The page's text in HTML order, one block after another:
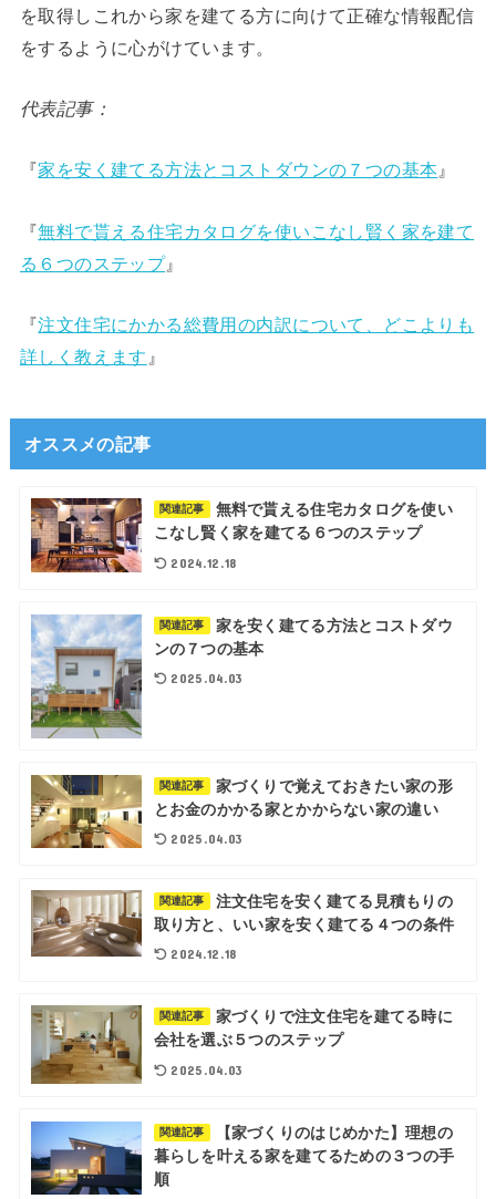
を取得しこれから家を建てる方に向けて正確な情報配信
をするように心がけています。
代表記事：
『家を安く建てる方法とコストダウンの７つの基本 』
『無料で貰える住宅カタログを使いこなし賢く家を建て
る６つのステップ』
『注文住宅にかかる総費用の内訳について、どこよりも
詳しく教えます 』
オススメの記事
関連記事
無料で貰える住宅カタログを使い
こなし賢く家を建てる６つのステップ
2024.12.18
関連記事
家を安く建てる方法とコストダウ
ンの７つの基本
2025.04.03
関連記事
家づくりで覚えておきたい家の形
とお金のかかる家とかからない家の違い
2025.04.03
関連記事
注文住宅を安く建てる見積もりの
取り方と、いい家を安く建てる４つの条件
2024.12.18
関連記事
家づくりで注文住宅を建てる時に
会社を選ぶ５つのステップ
2025.04.03
関連記事
【家づくりのはじめかた】理想の
暮らしを叶える家を建てるための３つの手
順